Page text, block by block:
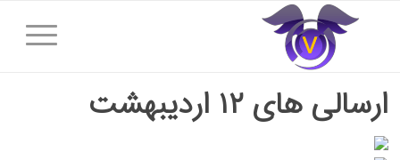
ارسالی های ۱۲ اردیبهشت